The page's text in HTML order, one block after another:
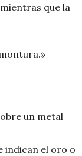
que la
un metal
indican el oro o